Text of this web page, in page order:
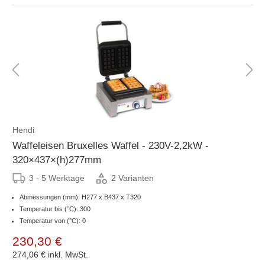
Hendi
Waffeleisen Bruxelles Waffel - 230V-2,2kW -
320×437×(h)277mm
3 - 5 Werktage 2 Varianten
Abmessungen (mm): H277 x B437 x T320
Temperatur bis (°C): 300
Temperatur von (°C): 0
230,30 €
274,06 € inkl. MwSt.